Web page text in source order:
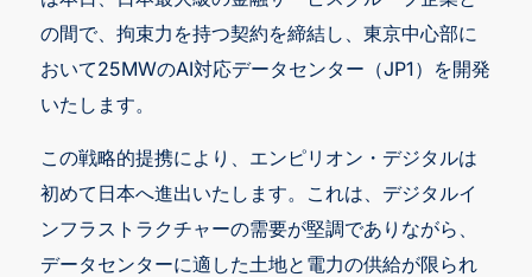
の間で、拘束力を持つ契約を締結し、東京中心部に
おいて25MWのAI対応データセンター（JP1）を開発
いたします。
この戦略的提携により、エンピリオン・デジタルは
初めて日本へ進出いたします。これは、デジタルイ
ンフラストラクチャーの需要が堅調でありながら、
データセンターに適した土地と電力の供給が限られ